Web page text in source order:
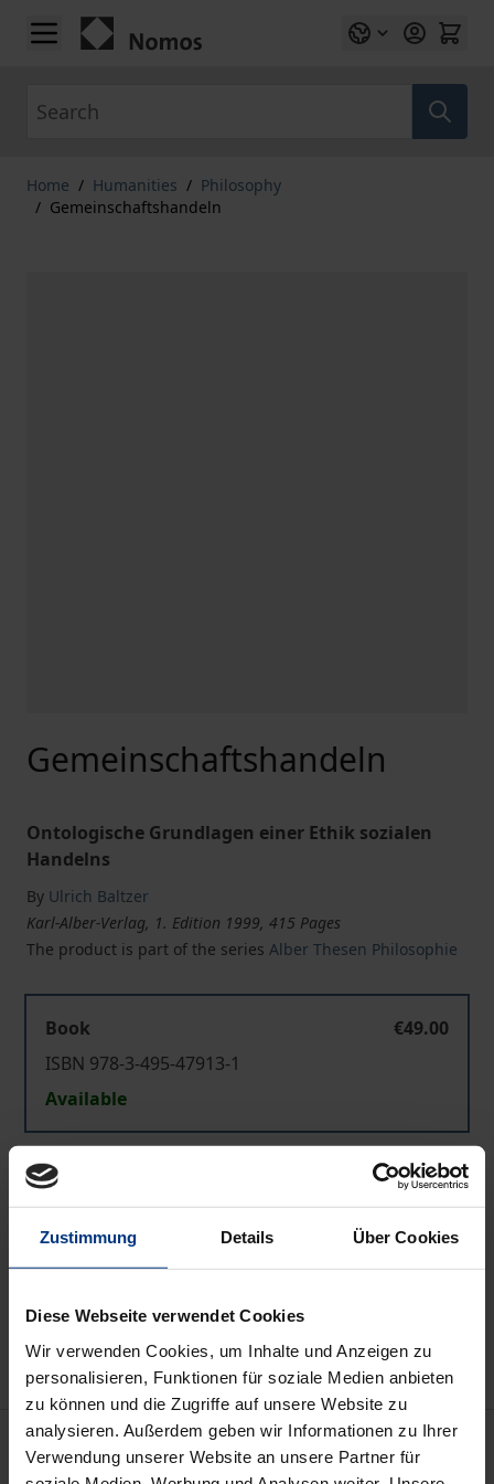
Zustimmung Details Über Cookies
Diese Webseite verwendet Cookies
Wir verwenden Cookies, um Inhalte und Anzeigen zu
personalisieren, Funktionen für soziale Medien anbieten
zu können und die Zugriffe auf unsere Website zu
analysieren. Außerdem geben wir Informationen zu Ihrer
Verwendung unserer Website an unsere Partner für
Skip to Content
Home / Humanities / Philosophy
/ Gemeinschaftshandeln
Gemeinschaftshandeln
Ontologische Grundlagen einer Ethik sozialen
Handelns
By Ulrich Baltzer
Karl-Alber-Verlag, 1. Edition 1999, 415 Pages
The product is part of the series Alber Thesen Philosophie
Book
€49.00
ISBN 978-3-495-47913-1
Available
Prices include VAT. Depending on the delivery address, VAT
Delivery cost notice
Description